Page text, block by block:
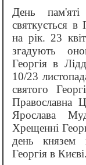
День пам'яті
святкується в
на рік. 23
згадують
Георгія в
10/23
святого
Православна
Ярослава
Хрещенні
день князем
Георгія в Києві.